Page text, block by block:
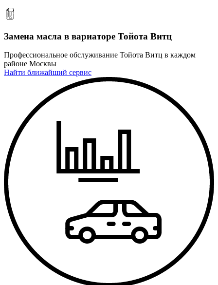
Замена масла в вариаторе Тойота Витц
Профессиональное обслуживание Тойота Витц в каждом
районе Москвы
Найти ближайший сервис